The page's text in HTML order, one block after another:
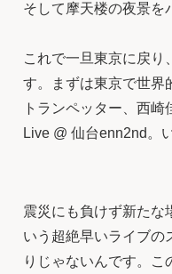
そして摩天楼の夜景を
これで一旦東京に戻
す。まずは東京で世界
トランペッター、西
Live @ 仙台enn2nd。
震災にも負けず新たな
いう超絶早いライブの
りじゃないんです。